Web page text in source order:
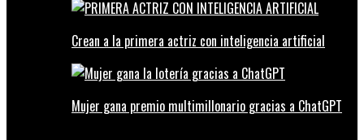
Crean a la primera actriz con inteligencia artificial
Mujer gana premio multimillonario gracias a ChatGPT